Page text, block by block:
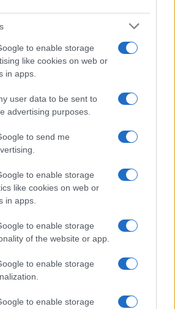
to enable storage
like cookies on web or
in apps.
user data to be sent to
advertising purposes.
to send me
to enable storage
like cookies on web or
in apps.
to enable storage
of the website or app.
to enable storage
to enable storage
z odpadki. V primeru
prihaja do težnje po zmanjševanju
usmeritev aktivnosti v zbiranje
je možno zagotavljati z
v urbanih namesto ruralnih
Nov sistem naj bi tudi povečal
stopnjo nadzora.
zakona od organizacije
dejanskih stroškov
organizacija te stroške
trajnost, popravljivost, ponovno
proizvoda. Zaradi
teh stroškov mora imeti